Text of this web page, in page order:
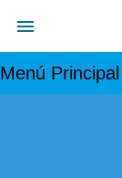
Menú Principal